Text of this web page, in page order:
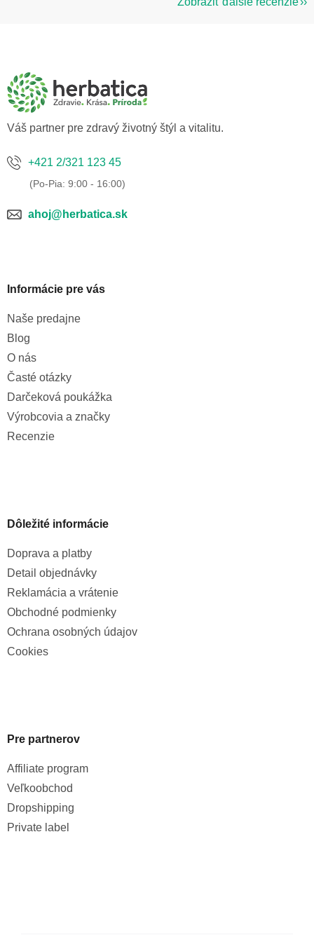
Váš partner pre zdravý životný štýl a vitalitu.
+421 2/321 123 45
ahoj@herbatica.sk
Informácie pre vás
Naše predajne
Blog
O nás
Časté otázky
Darčeková poukážka
Výrobcovia a značky
Recenzie
Dôležité informácie
Doprava a platby
Detail objednávky
Reklamácia a vrátenie
Obchodné podmienky
Ochrana osobných údajov
Cookies
Pre partnerov
Affiliate program
Veľkoobchod
Dropshipping
Private label